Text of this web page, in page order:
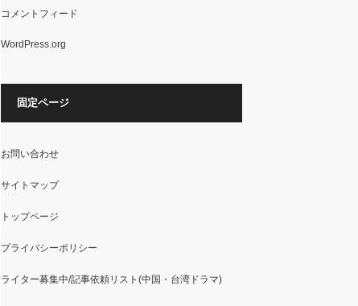
コメントフィード
WordPress.org
固定ページ
お問い合わせ
サイトマップ
トップページ
プライバシーポリシー
ライター募集中/記事依頼リスト(中国・台湾ドラマ)